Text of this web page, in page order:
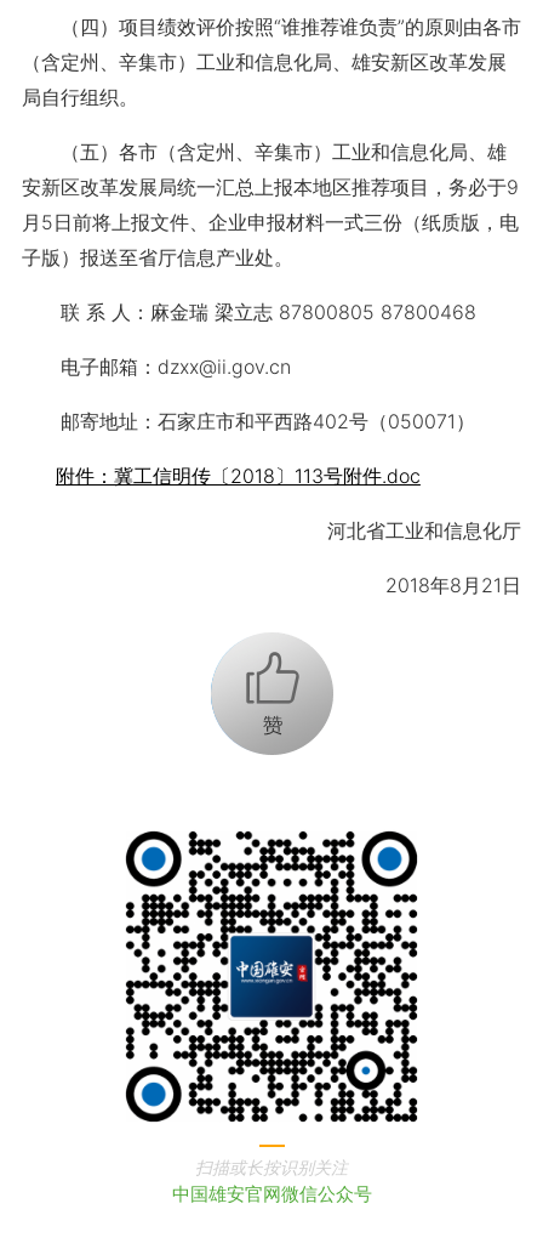
（四）项目绩效评价按照“谁推荐谁负责”的原则由各市
（含定州、辛集市）工业和信息化局、雄安新区改革发展
局自行组织。
（五）各市（含定州、辛集市）工业和信息化局、雄
安新区改革发展局统一汇总上报本地区推荐项目，务必于9
月5日前将上报文件、企业申报材料一式三份（纸质版，电
子版）报送至省厅信息产业处。
联 系 人：麻金瑞 梁立志 87800805 87800468
电子邮箱：dzxx@ii.gov.cn
邮寄地址：石家庄市和平西路402号（050071）
附件：冀工信明传〔2018〕113号附件.doc
河北省工业和信息化厅
2018年8月21日
+1
扫描或长按识别关注
中国雄安官网微信公众号